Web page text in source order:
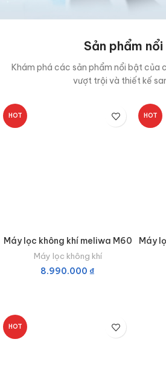
Sản phẩm
Khám phá các sản phẩm nổi bật của
vượt trội và thiết kế
HOT
Máy lọc không khí meliwa M60
Máy lọc không khí
8.990.000 ₫
HOT
Máy
HOT